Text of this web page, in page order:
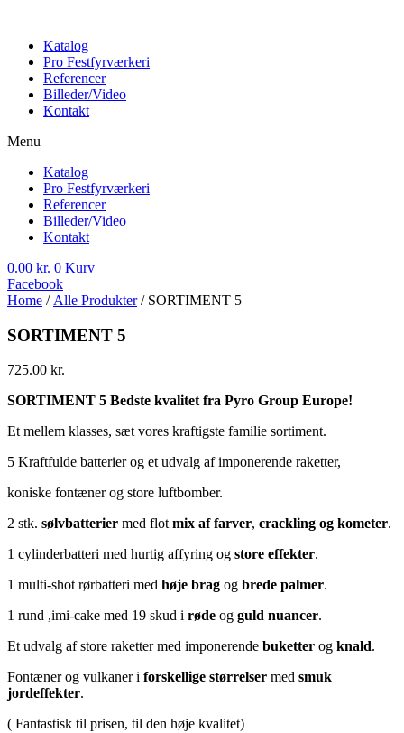
Katalog
Pro Festfyrværkeri
Referencer
Billeder/Video
Kontakt
Menu
Katalog
Pro Festfyrværkeri
Referencer
Billeder/Video
Kontakt
0.00 kr. 0 Kurv
Facebook
Home / Alle Produkter/ SORTIMENT 5
SORTIMENT 5
725.00 kr.
SORTIMENT 5 Bedste kvalitet fra Pyro Group Europe!
Et mellem klasses, sæt vores kraftigste familie sortiment.
5 Kraftfulde batterier og et udvalg af imponerende raketter,
koniske fontæner og store luftbomber.
2 stk. sølvbatterier med flotmix af farver, crackling og kometer.
1 cylinderbatteri med hurtig affyring og store effekter.
1 multi-shot rørbatteri med høje brag og brede palmer.
1 rund ,imi-cake med 19 skud i røde og guld nuancer.
Et udvalg af store raketter med imponerende buketter og knald.
Fontæner og vulkaner i forskellige størrelser med smuk
jordeffekter.
( Fantastisk til prisen, til den høje kvalitet)